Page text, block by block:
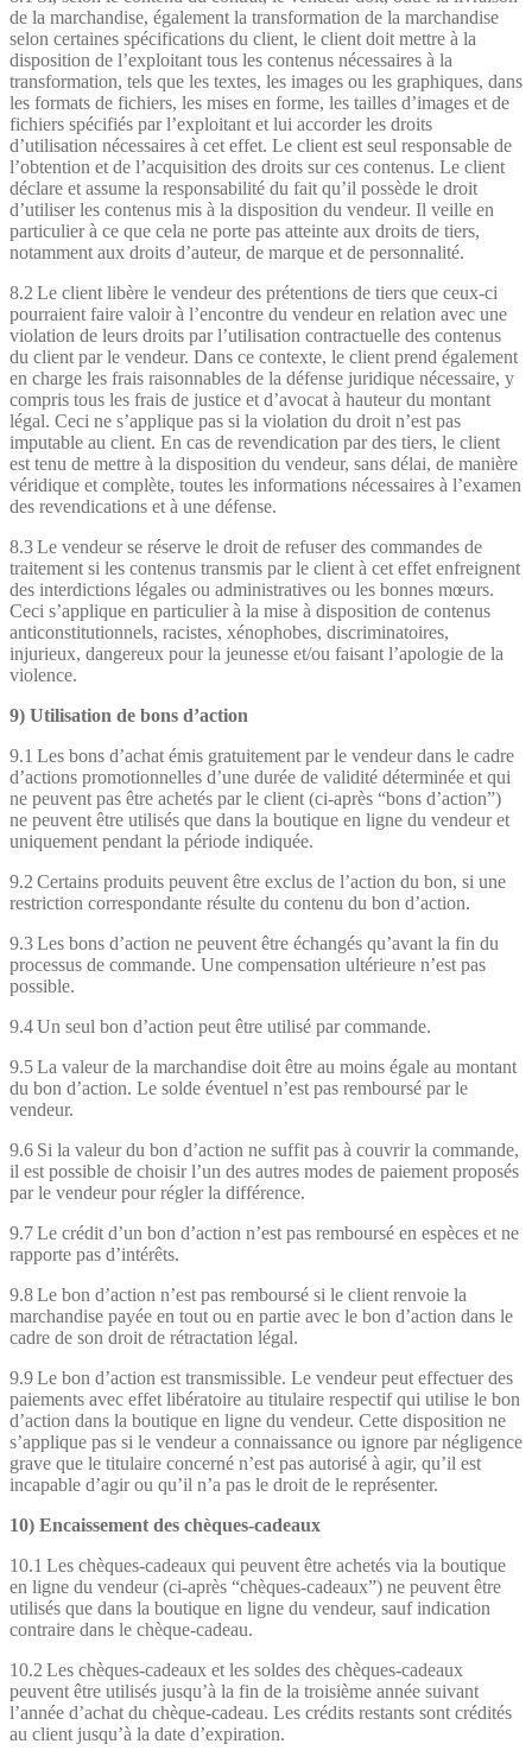
de la marchandise, également la transformation de la marchandise
selon certaines spécifications du client, le client doit mettre à la
disposition de l’exploitant tous les contenus nécessaires à la
transformation, tels que les textes, les images ou les graphiques, dans
les formats de fichiers, les mises en forme, les tailles d’images et de
fichiers spécifiés par l’exploitant et lui accorder les droits
d’utilisation nécessaires à cet effet. Le client est seul responsable de
l’obtention et de l’acquisition des droits sur ces contenus. Le client
déclare et assume la responsabilité du fait qu’il possède le droit
d’utiliser les contenus mis à la disposition du vendeur. Il veille en
particulier à ce que cela ne porte pas atteinte aux droits de tiers,
notamment aux droits d’auteur, de marque et de personnalité.
8.2 Le client libère le vendeur des prétentions de tiers que ceux-ci
pourraient faire valoir à l’encontre du vendeur en relation avec une
violation de leurs droits par l’utilisation contractuelle des contenus
du client par le vendeur. Dans ce contexte, le client prend également
en charge les frais raisonnables de la défense juridique nécessaire, y
compris tous les frais de justice et d’avocat à hauteur du montant
légal. Ceci ne s’applique pas si la violation du droit n’est pas
imputable au client. En cas de revendication par des tiers, le client
est tenu de mettre à la disposition du vendeur, sans délai, de manière
véridique et complète, toutes les informations nécessaires à l’examen
des revendications et à une défense.
8.3 Le vendeur se réserve le droit de refuser des commandes de
traitement si les contenus transmis par le client à cet effet enfreignent
des interdictions légales ou administratives ou les bonnes mœurs.
Ceci s’applique en particulier à la mise à disposition de contenus
anticonstitutionnels, racistes, xénophobes, discriminatoires,
injurieux, dangereux pour la jeunesse et/ou faisant l’apologie de la
violence.
9) Utilisation de bons d’action
9.1 Les bons d’achat émis gratuitement par le vendeur dans le cadre
d’actions promotionnelles d’une durée de validité déterminée et qui
ne peuvent pas être achetés par le client (ci-après “bons d’action”)
ne peuvent être utilisés que dans la boutique en ligne du vendeur et
uniquement pendant la période indiquée.
9.2 Certains produits peuvent être exclus de l’action du bon, si une
restriction correspondante résulte du contenu du bon d’action.
9.3 Les bons d’action ne peuvent être échangés qu’avant la fin du
processus de commande. Une compensation ultérieure n’est pas
possible.
9.4 Un seul bon d’action peut être utilisé par commande.
9.5 La valeur de la marchandise doit être au moins égale au montant
du bon d’action. Le solde éventuel n’est pas remboursé par le
vendeur.
9.6 Si la valeur du bon d’action ne suffit pas à couvrir la commande,
il est possible de choisir l’un des autres modes de paiement proposés
par le vendeur pour régler la différence.
9.7 Le crédit d’un bon d’action n’est pas remboursé en espèces et ne
rapporte pas d’intérêts.
9.8 Le bon d’action n’est pas remboursé si le client renvoie la
marchandise payée en tout ou en partie avec le bon d’action dans le
cadre de son droit de rétractation légal.
9.9 Le bon d’action est transmissible. Le vendeur peut effectuer des
paiements avec effet libératoire au titulaire respectif qui utilise le bon
d’action dans la boutique en ligne du vendeur. Cette disposition ne
s’applique pas si le vendeur a connaissance ou ignore par négligence
grave que le titulaire concerné n’est pas autorisé à agir, qu’il est
incapable d’agir ou qu’il n’a pas le droit de le représenter.
10) Encaissement des chèques-cadeaux
10.1 Les chèques-cadeaux qui peuvent être achetés via la boutique
en ligne du vendeur (ci-après “chèques-cadeaux”) ne peuvent être
utilisés que dans la boutique en ligne du vendeur, sauf indication
contraire dans le chèque-cadeau.
10.2 Les chèques-cadeaux et les soldes des chèques-cadeaux
peuvent être utilisés jusqu’à la fin de la troisième année suivant
l’année d’achat du chèque-cadeau. Les crédits restants sont crédités
au client jusqu’à la date d’expiration.